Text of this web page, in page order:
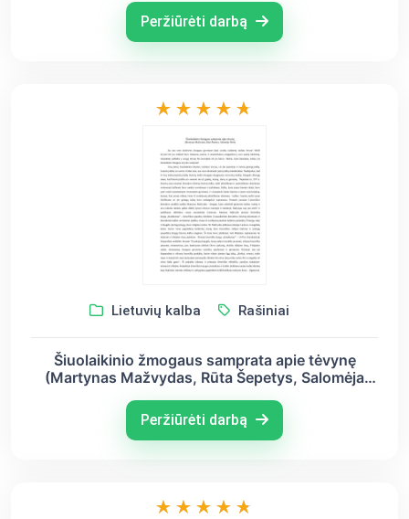
Peržiūrėti darbą
Lietuvių kalba Rašiniai
Šiuolaikinio žmogaus samprata apie tėvynę
(Martynas Mažvydas, Rūta Šepetys, Salomėja
Peržiūrėti darbą